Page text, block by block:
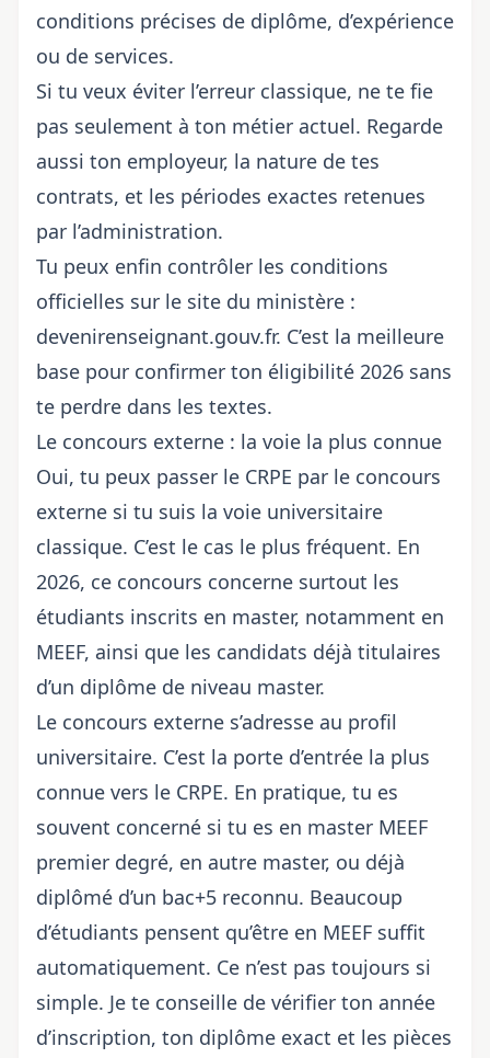
conditions précises de diplôme, d’expérience
ou de services.
Si tu veux éviter l’erreur classique, ne te fie
pas seulement à ton métier actuel. Regarde
aussi ton employeur, la nature de tes
contrats, et les périodes exactes retenues
par l’administration.
Tu peux enfin contrôler les conditions
officielles sur le site du ministère :
devenirenseignant.gouv.fr. C’est la meilleure
base pour confirmer ton éligibilité 2026 sans
te perdre dans les textes.
Le concours externe : la voie la plus connue
Oui, tu peux passer le CRPE par le concours
externe si tu suis la voie universitaire
classique. C’est le cas le plus fréquent. En
2026, ce concours concerne surtout les
étudiants inscrits en master, notamment en
MEEF, ainsi que les candidats déjà titulaires
d’un diplôme de niveau master.
Le concours externe s’adresse au profil
universitaire. C’est la porte d’entrée la plus
connue vers le CRPE. En pratique, tu es
souvent concerné si tu es en master MEEF
premier degré, en autre master, ou déjà
diplômé d’un bac+5 reconnu. Beaucoup
d’étudiants pensent qu’être en MEEF suffit
automatiquement. Ce n’est pas toujours si
simple. Je te conseille de vérifier ton année
d’inscription, ton diplôme exact et les pièces